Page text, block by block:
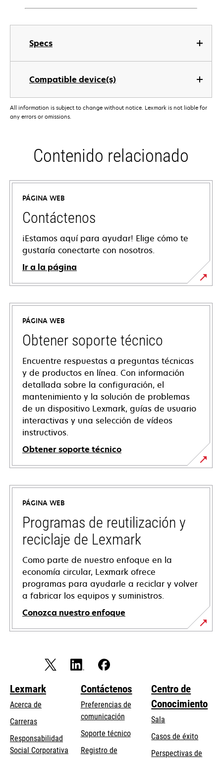
Specs
Compatible device(s)
All information is subject to change without notice. Lexmark is not liable for
any errors or omissions.
Contenido relacionado
PÁGINA WEB
Contáctenos
¡Estamos aquí para ayudar! Elige cómo te
gustaría conectarte con nosotros.
Ir a la página
PÁGINA WEB
Obtener soporte técnico
Encuentre respuestas a preguntas técnicas
y de productos en línea. Con información
detallada sobre la configuración, el
mantenimiento y la solución de problemas
de un dispositivo Lexmark, guías de usuario
interactivas y una selección de vídeos
instructivos.
Obtener soporte técnico
opens
in
new
tab
PÁGINA WEB
Programas de reutilización y
reciclaje de Lexmark
Como parte de nuestro enfoque en la
economía circular, Lexmark ofrece
programas para ayudarle a reciclar y volver
a fabricar los equipos y suministros.
Conozca nuestro enfoque
Lexmark
Acerca de
Carreras
Responsabilidad
Social Corporativa opens
Contáctenos
Preferencias de
comunicación
Soporte técnicoopens
Registro de
Centro de
Conocimiento
Sala
Casos de éxito
Perspectivas de